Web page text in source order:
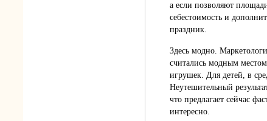
а если позволяют
себестоимость и
праздник.
Здесь модно.
считались модным
игрушек. Для детей, в
Неутешительный
что предлагает сейчас
интересно.